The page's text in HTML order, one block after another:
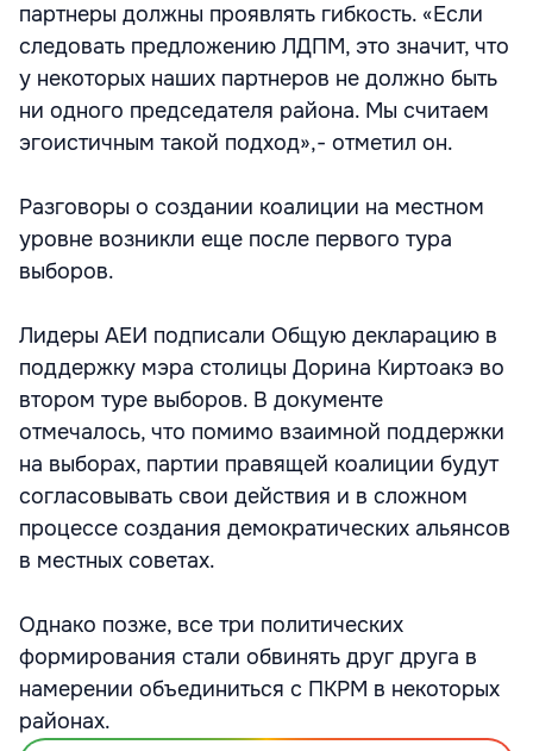
партнеры должны проявлять гибкость. «Если
следовать предложению ЛДПМ, это значит, что
у некоторых наших партнеров не должно быть
ни одного председателя района. Мы считаем
эгоистичным такой подход»,- отметил он.
Разговоры о создании коалиции на местном
уровне возникли еще после первого тура
выборов.
Лидеры АЕИ подписали Общую декларацию в
поддержку мэра столицы Дорина Киртоакэ во
втором туре выборов. В документе
отмечалось, что помимо взаимной поддержки
на выборах, партии правящей коалиции будут
согласовывать свои действия и в сложном
процессе создания демократических альянсов
в местных советах.
Однако позже, все три политических
формирования стали обвинять друг друга в
намерении объединиться с ПКРМ в некоторых
районах.